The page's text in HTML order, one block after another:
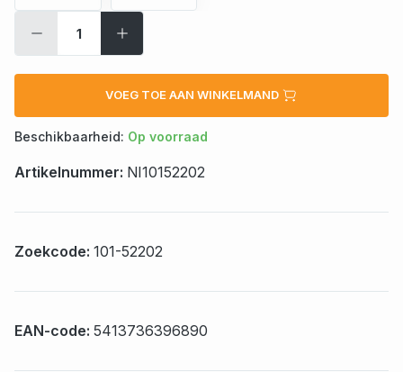
VOEG TOE AAN WINKELMAND
Beschikbaarheid: Op voorraad
Artikelnummer: NI10152202
Zoekcode: 101-52202
EAN-code: 5413736396890